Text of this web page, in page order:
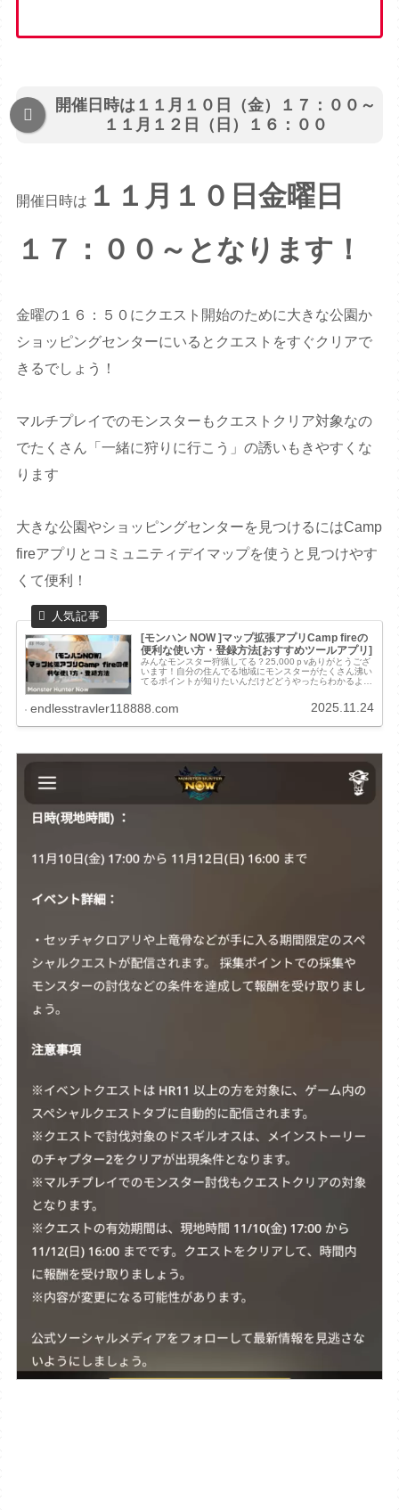
開催日時は１１月１０日（金）１７：００～
１１月１２日（日）１６：００
開催日時は １１月１０日金曜日
１７：００～となります！
金曜の１６：５０にクエスト開始のために大きな公園か
ショッピングセンターにいるとクエストをすぐクリアで
きるでしょう！
マルチプレイでのモンスターもクエストクリア対象なの
でたくさん「一緒に狩りに行こう」の誘いもきやすくな
ります
大きな公園やショッピングセンターを見つけるにはCamp
fireアプリとコミュニティデイマップを使うと見つけやす
くて便利！
[モンハン NOW ]マップ拡張アプリCamp fireの
便利な使い方・登録方法[おすすめツールアプリ]
みんなモンスター狩猟してる？25,000ｐvありがとうござ
います！自分の住んでる地域にモンスターがたくさん沸い
てるポイントが知りたいんだけどどうやったらわかるよう
endlesstravler118888.com 2025.11.24